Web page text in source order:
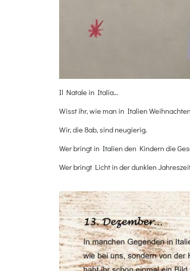
Il Natale in Italia…
Wisst ihr, wie man in Italien
Wir, die 8ab, sind neugierig.
Wer bringt in Italien den Kindern die
Wer bringt Licht in der dunklen